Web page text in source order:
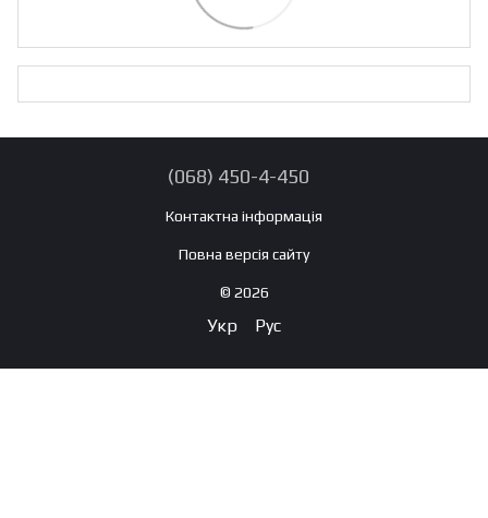
(068) 450-4-450
Контактна інформація
Повна версія сайту
© 2026
Укр Рус